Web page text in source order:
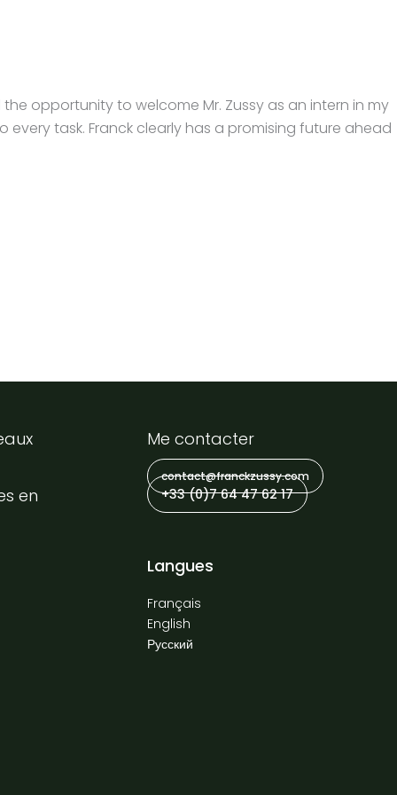
opportunity to welcome Mr. Zussy as an intern in my
task. Franck clearly has a promising future ahead
en
Me contacter
contact@franckzussy.com
+33 (0)7 64 47 62 17
Langues
Français
English
Русский